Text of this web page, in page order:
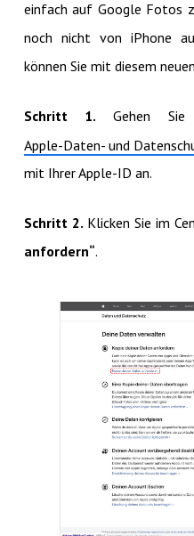
einfach auf Google Fotos
noch nicht von iPhone
können Sie mit diesem
Schritt 1.Gehen
Apple-Daten- und
mit Ihrer Apple-ID an.
Schritt 2. Klicken Sie im
anfordern“.